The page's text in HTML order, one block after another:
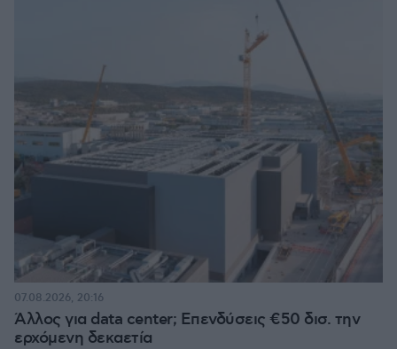
Άλλος για data center; Επενδύσεις €50 δισ. την
ερχόμενη δεκαετία
07.08.2026, 20:16